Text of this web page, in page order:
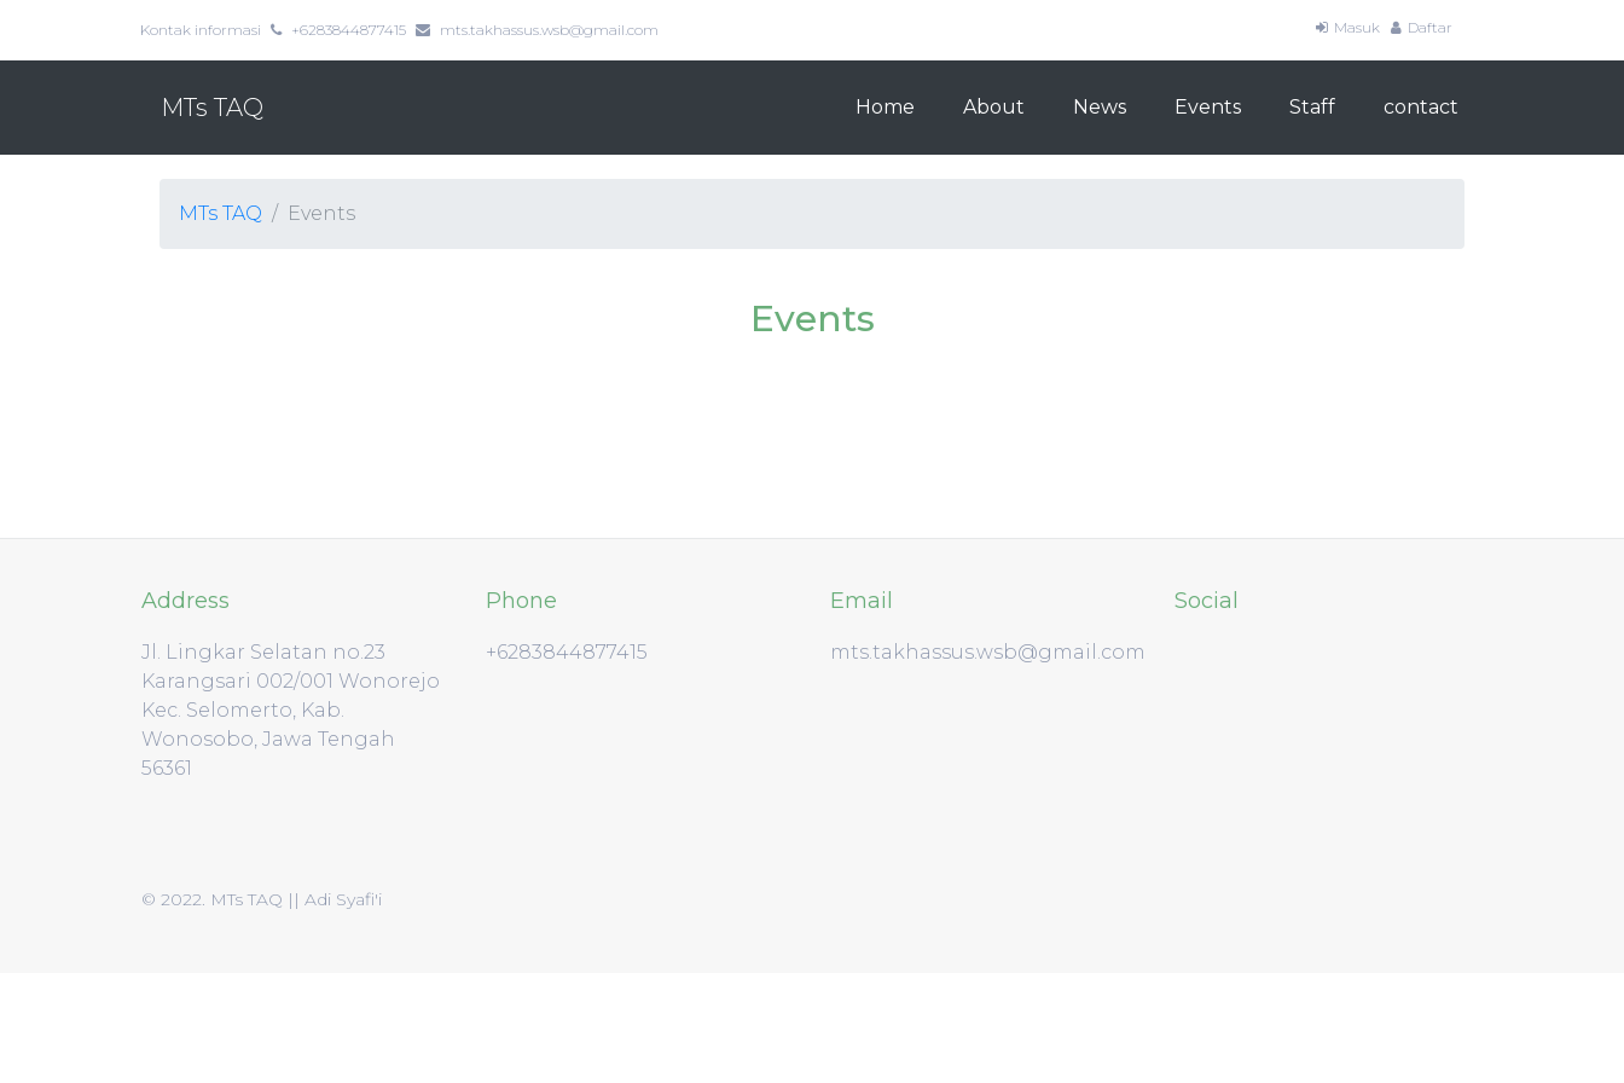
Kontak informasi +6283844877415 mts.takhassus.wsb@gmail.com Masuk Daftar
MTs TAQ Home About News Events Staff contact
MTs TAQ Events
Events
Address
Jl. Lingkar Selatan no.23
Karangsari 002/001 Wonorejo
Kec. Selomerto, Kab.
Wonosobo, Jawa Tengah
56361
Phone
+6283844877415
Email
mts.takhassus.wsb@gmail.com
Social
© 2022. MTs TAQ || Adi Syafi'i